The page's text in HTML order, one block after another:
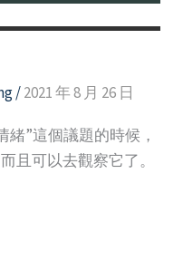
/2021 年 8 月 26 日
緒”這個議題的時候，
且可以去觀察它了。